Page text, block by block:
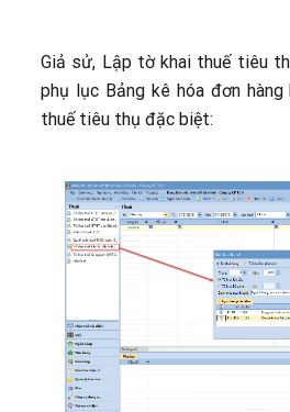
Giả sử, Lập tờ khai thuế tiêu
phụ lục Bảng kê hóa đơn hàng
thuế tiêu thụ đặc biệt: